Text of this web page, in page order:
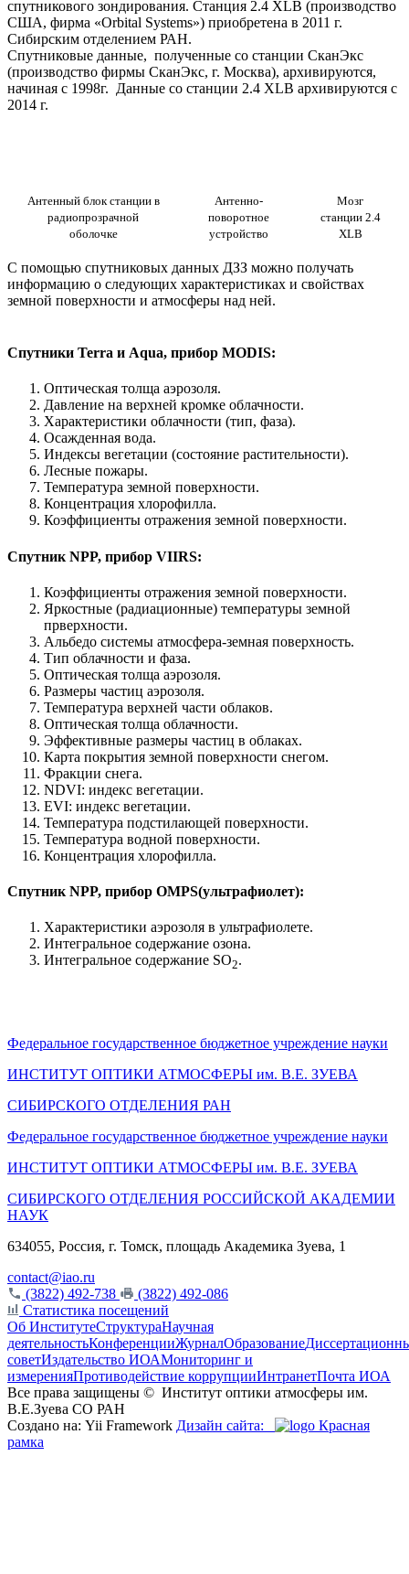
спутникового зондирования. Станция 2.4 XLB (производство
США, фирма «Orbital Systems») приобретена в 2011 г.
Сибирским отделением РАН.
Спутниковые данные, полученные со станции СканЭкс
(производство фирмы СканЭкс, г. Москва), архивируются,
начиная с 1998г. Данные со станции 2.4 XLB архивируются с
2014 г.
Антенный блок станции в
радиопрозрачной
оболочке
Антенно-
поворотное
устройство
Мозг
станции 2.4
XLB
С помощью спутниковых данных ДЗЗ можно получать
информацию о следующих характеристиках и свойствах
земной поверхности и атмосферы над ней.
Спутники Terra и Aqua, прибор MODIS:
Оптическая толща аэрозоля.
Давление на верхней кромке облачности.
Характеристики облачности (тип, фаза).
Осажденная вода.
Индексы вегетации (состояние растительности).
Лесные пожары.
Температура земной поверхности.
Концентрация хлорофилла.
Коэффициенты отражения земной поверхности.
Спутник NPP, прибор VIIRS:
Коэффициенты отражения земной поверхности.
Яркостные (радиационные) температуры земной
прверхности.
Альбедо системы атмосфера-земная поверхность.
Тип облачности и фаза.
Оптическая толща аэрозоля.
Размеры частиц аэрозоля.
Температура верхней части облаков.
Оптическая толща облачности.
Эффективные размеры частиц в облаках.
Карта покрытия земной поверхности снегом.
Фракции снега.
NDVI: индекс вегетации.
EVI: индекс вегетации.
Температура подстилающей поверхности.
Температура водной поверхности.
Концентрация хлорофилла.
Спутник NPP, прибор OMPS(ультрафиолет):
Характеристики аэрозоля в ультрафиолете.
Интегральное содержание озона.
Интегральное содержание SO2.
Федеральное государственное бюджетное учреждение науки
ИНСТИТУТ ОПТИКИ АТМОСФЕРЫ им. В.Е. ЗУЕВА
СИБИРСКОГО ОТДЕЛЕНИЯ РАН
Федеральное государственное бюджетное учреждение науки
ИНСТИТУТ ОПТИКИ АТМОСФЕРЫ им. В.Е. ЗУЕВА
СИБИРСКОГО ОТДЕЛЕНИЯ РОССИЙСКОЙ АКАДЕМИИ
НАУК
634055, Россия, г. Томск, площадь Академика Зуева, 1
contact@iao.ru
(3822) 492-738
(3822) 492-086
Статистика посещений
Об ИнститутеСтруктураНаучная
деятельностьКонференцииЖурналОбразование
советИздательство ИОАМониторинг и
измеренияПротиводействие коррупцииИнтранетПочта ИОА
Все права защищены © Институт оптики атмосферы им.
В.Е.Зуева СО РАН
Создано на: Yii Framework Дизайн сайта:
Красная
рамка